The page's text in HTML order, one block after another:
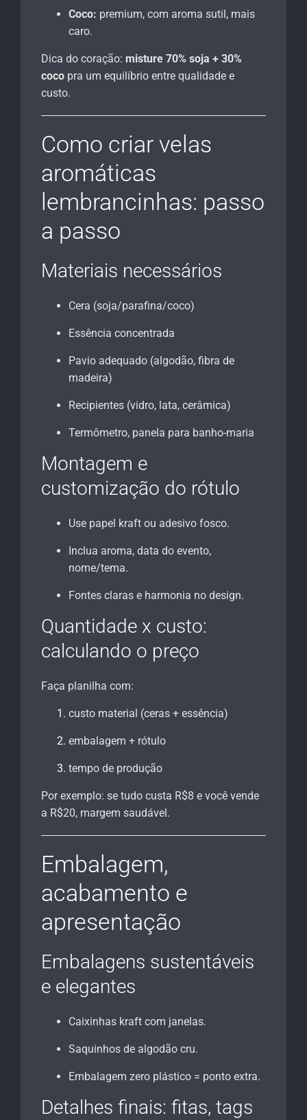
Coco: premium, com aroma sutil, mais
caro.
Dica do coração: misture 70% soja + 30%
coco pra um equilíbrio entre qualidade e
custo.
Como criar velas
aromáticas
lembrancinhas: passo
a passo
Materiais necessários
Cera (soja/parafina/coco)
Essência concentrada
Pavio adequado (algodão, fibra de
madeira)
Recipientes (vidro, lata, cerâmica)
Termômetro, panela para banho-maria
Montagem e
customização do rótulo
Use papel kraft ou adesivo fosco.
Inclua aroma, data do evento,
nome/tema.
Fontes claras e harmonia no design.
Quantidade x custo:
calculando o preço
Faça planilha com:
custo material (ceras + essência)
embalagem + rótulo
tempo de produção
Por exemplo: se tudo custa R$8 e você vende
a R$20, margem saudável.
Embalagem,
acabamento e
apresentação
Embalagens sustentáveis
e elegantes
Caixinhas kraft com janelas.
Saquinhos de algodão cru.
Embalagem zero plástico = ponto extra.
Detalhes finais: fitas, tags